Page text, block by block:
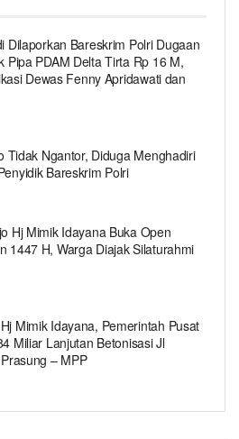
Dilaporkan Bareskrim Polri Dugaan
Pipa PDAM Delta Tirta Rp 16 M,
Dewas Fenny Apridawati dan
Tidak Ngantor, Diduga Menghadiri
Bareskrim Polri
Hj Mimik Idayana Buka Open
1447 H, Warga Diajak Silaturahmi
Mimik Idayana, Pemerintah Pusat
Miliar Lanjutan Betonisasi Jl
– MPP